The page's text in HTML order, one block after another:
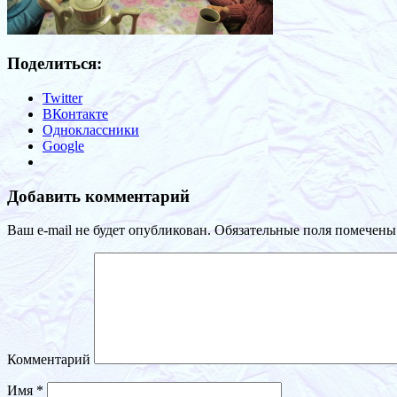
Поделиться:
Twitter
ВКонтакте
Одноклассники
Google
Добавить комментарий
Ваш e-mail не будет опубликован.Обязательные поля
Комментарий
Имя *